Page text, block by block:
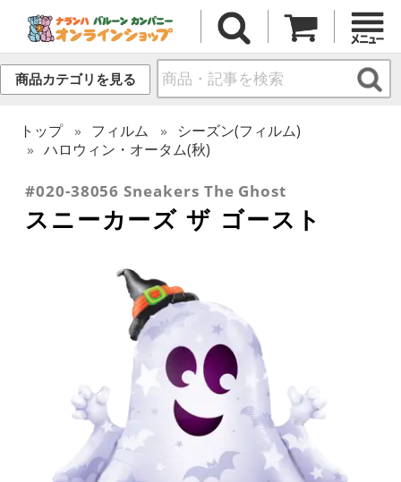
商品カテゴリを見る
トップ フィルム
シーズン(フィルム)
ハロウィン・オータム(秋)
#020-38056 Sneakers The Ghost
スニーカーズ ザ ゴースト